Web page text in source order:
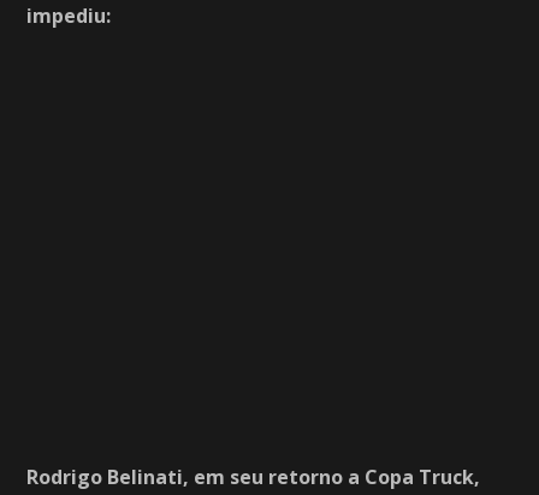
impediu:
Rodrigo Belinati, em seu retorno a Copa Truck,